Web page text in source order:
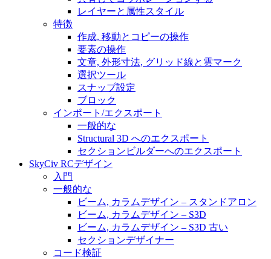
レイヤーと属性スタイル
特徴
作成, 移動とコピーの操作
要素の操作
文章, 外形寸法, グリッド線と雲マーク
選択ツール
スナップ設定
ブロック
インポート/エクスポート
一般的な
Structural 3D へのエクスポート
セクションビルダーへのエクスポート
SkyCiv RCデザイン
入門
一般的な
ビーム, カラムデザイン – スタンドアロン
ビーム, カラムデザイン – S3D
ビーム, カラムデザイン – S3D 古い
セクションデザイナー
コード検証